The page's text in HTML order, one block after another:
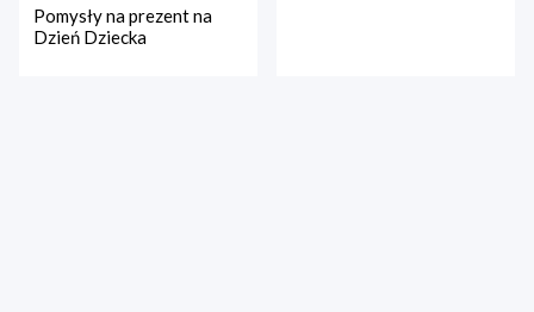
Pomysły na prezent na
Dzień Dziecka